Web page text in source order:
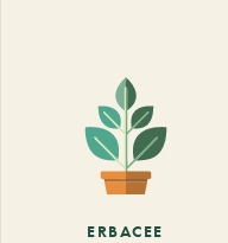
ERBACEE